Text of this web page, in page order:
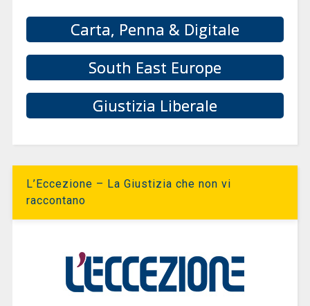
Carta, Penna & Digitale
South East Europe
Giustizia Liberale
L’Eccezione – La Giustizia che non vi
raccontano